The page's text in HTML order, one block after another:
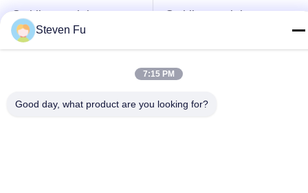
Stahlkonstruktion
Lager
Stahlkonstruktions-
Vorfabrizierte
Steven Fu
7:15 PM
Good day, what product are you looking for?